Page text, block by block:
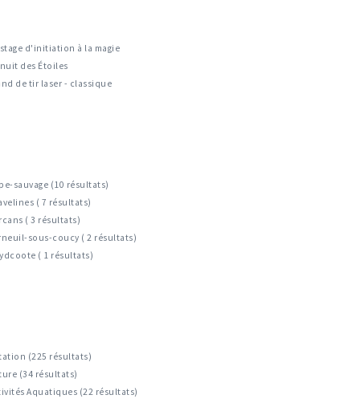
stage d'initiation à la magie
nuit des Étoiles
de tir laser - classique
sauvage (10 résultats)
( 7 résultats)
( 3 résultats)
sous-coucy ( 2 résultats)
( 1 résultats)
(225 résultats)
(34 résultats)
Aquatiques (22 résultats)